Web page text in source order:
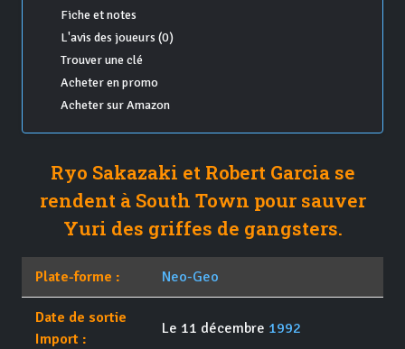
Fiche et notes
L'avis des joueurs (0)
Trouver une clé
Acheter en promo
Acheter sur Amazon
Ryo Sakazaki et Robert Garcia se
rendent à South Town pour sauver
Yuri des griffes de gangsters.
Plate-forme : Neo-Geo
Date de sortie
Import :
Le 11 décembre 1992